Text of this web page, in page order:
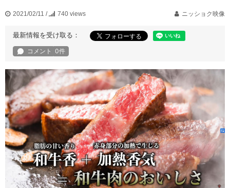
2021/02/11 / 740 views ニッショク映像
最新情報を受け取る：